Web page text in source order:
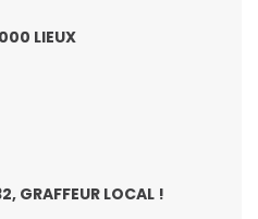
LIEUX
GRAFFEUR LOCAL !